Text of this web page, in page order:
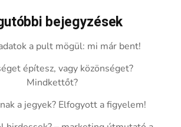
bejegyzések
a pult mögül: mi már bent!
építesz, vagy közönséget?
Mindkettőt?
a jegyek? Elfogyott a figyelem!